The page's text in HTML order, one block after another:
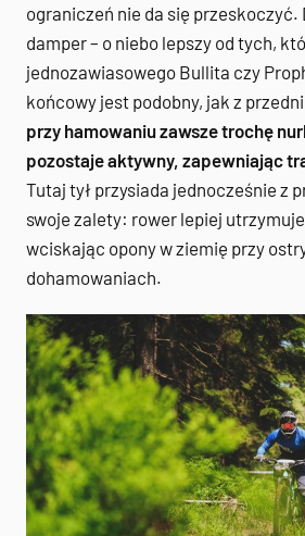
ograniczeń nie da się przeskoczyć.
damper – o niebo lepszy od tych,
jednozawiasowego Bullita czy
końcowy jest podobny, jak z
przy hamowaniu zawsze trochę
pozostaje aktywny, zapewniając
Tutaj tył przysiada jednocześnie z
swoje zalety: rower lepiej
wciskając opony w ziemię przy
dohamowaniach.